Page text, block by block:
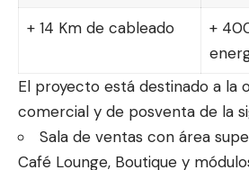
+ 14 Km de cableado
+
El proyecto está destinado a la
comercial y de posventa de la
Sala de ventas con área
Café Lounge, Boutique y